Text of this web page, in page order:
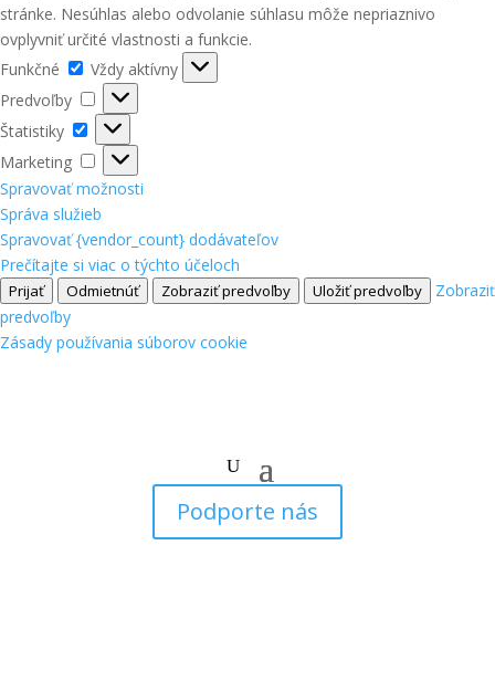
stránke. Nesúhlas alebo odvolanie súhlasu môže nepriaznivo
ovplyvniť určité vlastnosti a funkcie.
Funkčné
Funkčné
Vždy aktívny
Predvoľby
Predvoľby
Štatistiky
Štatistiky
Marketing
Marketing
Spravovať možnosti
Správa služieb
Spravovať {vendor_count} dodávateľov
Prečítajte si viac o týchto účeloch
Prijať Odmietnúť Zobraziť predvoľby Uložiť predvoľby
Zobraziť
predvoľby
Zásady používania súborov cookie
Podporte nás